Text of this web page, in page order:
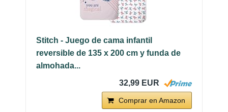
Stitch - Juego de cama infantil
reversible de 135 x 200 cm y funda de
almohada...
32,99 EUR
Comprar en Amazon